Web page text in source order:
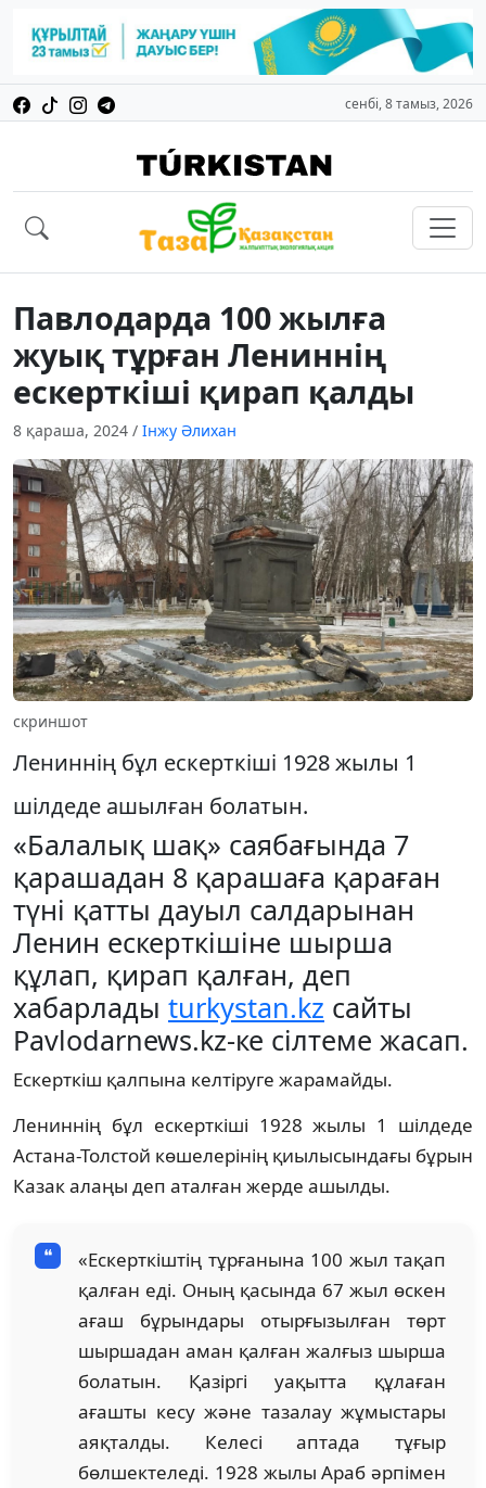
сенбі, 8 тамыз, 2026
Павлодарда 100 жылға
жуық тұрған Лениннің
ескерткіші қирап қалды
8 қараша, 2024 / Інжу Әлихан
скриншот
Лениннің бұл ескерткіші 1928 жылы 1
шілдеде ашылған болатын.
«Балалық шақ» саябағында 7
қарашадан 8 қарашаға қараған
түні қатты дауыл салдарынан
Ленин ескерткішіне шырша
құлап, қирап қалған, деп
хабарлады turkystan.kz сайты
Pavlodarnews.kz-ке сілтеме жасап.
Ескерткіш қалпына келтіруге жарамайды.
Лениннің бұл ескерткіші 1928 жылы 1 шілдеде
Астана-Толстой көшелерінің қиылысындағы бұрын
Казак алаңы деп аталған жерде ашылды.
«Ескерткіштің тұрғанына 100 жыл тақап
қалған еді. Оның қасында 67 жыл өскен
ағаш бұрындары отырғызылған төрт
шыршадан аман қалған жалғыз шырша
болатын. Қазіргі уақытта құлаған
ағашты кесу және тазалау жұмыстары
аяқталды. Келесі аптада тұғыр
бөлшектеледі. 1928 жылы Араб әрпімен